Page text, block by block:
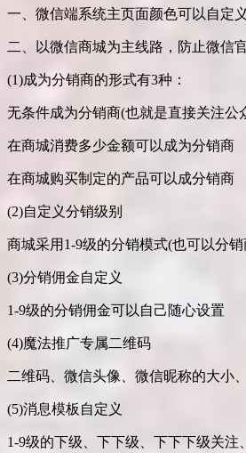
一、微信端系统主页面颜色可以自定义
二、以微信商城为主线路，防止微信
(1)成为分销商的形式有3种：
无条件成为分销商(也就是直接关注公
在商城消费多少金额可以成为分销商
在商城购买制定的产品可以成分销商
(2)自定义分销级别
商城采用1-9级的分销模式(也可以分
(3)分销佣金自定义
1-9级的分销佣金可以自己随心设置
(4)魔法推广专属二维码
二维码、微信头像、微信昵称的大小
(5)消息模板自定义
1-9级的下级、下下级、下下下级关